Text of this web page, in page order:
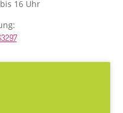
16 Uhr